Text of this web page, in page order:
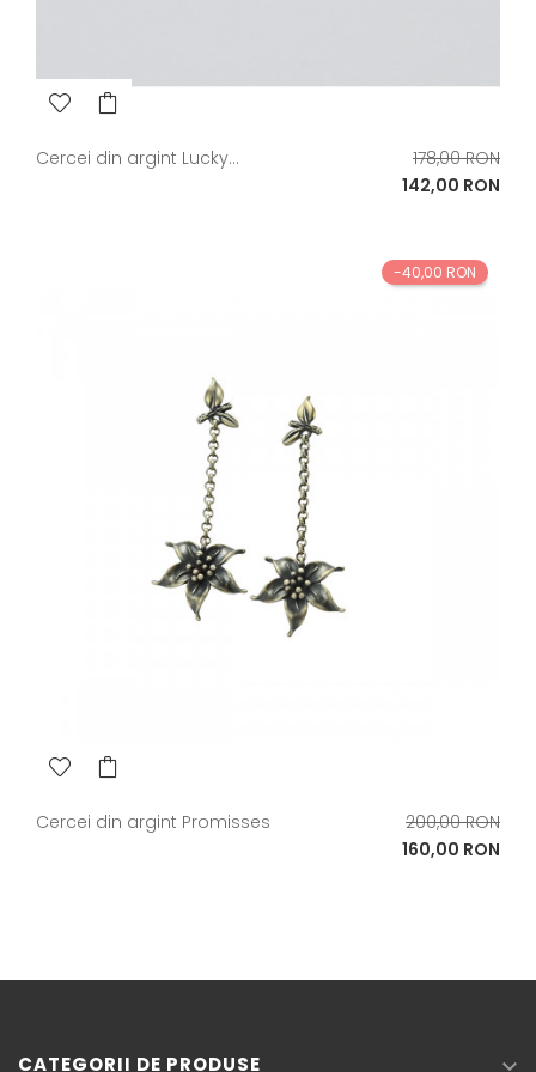
Cercei din argint Lucky...
Pret
de
178,00 RON
Pret
142,00 RON
-40,00 RON
Cercei din argint Promisses
Pret
de
200,00 RON
Pret
160,00 RON
CATEGORII DE PRODUSE